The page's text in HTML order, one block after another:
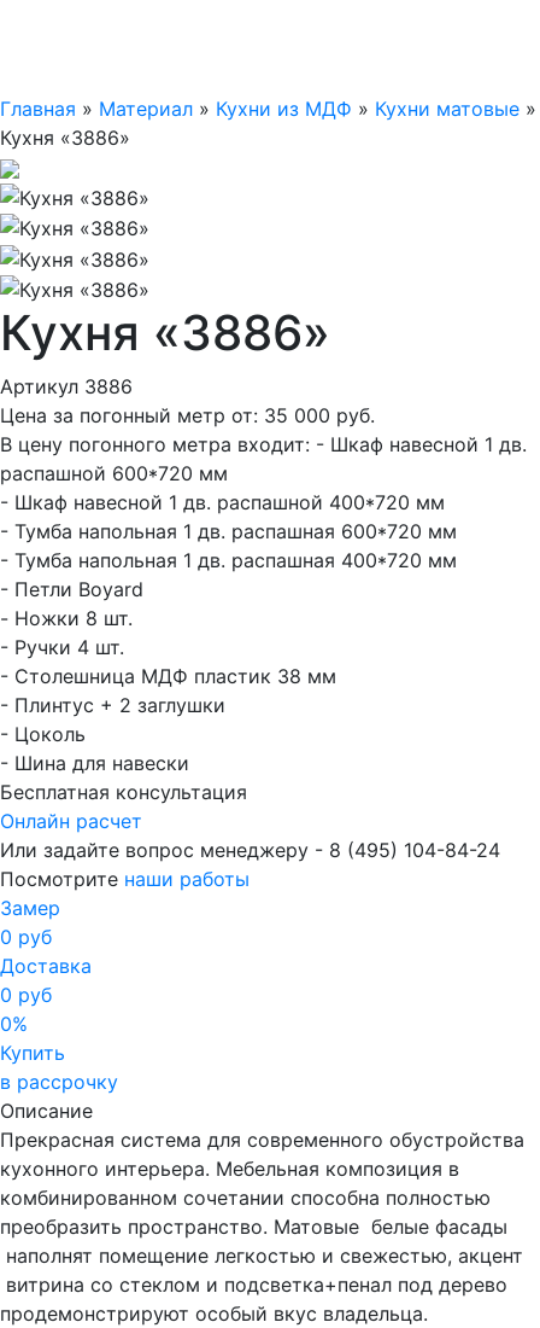
Главная » Материал » Кухни из МДФ » Кухни матовые »
Кухня «3886»
Кухня «3886»
Артикул 3886
Цена за погонный метр от: 35 000 руб.
В цену погонного метра входит: - Шкаф навесной 1 дв.
распашной 600*720 мм
- Шкаф навесной 1 дв. распашной 400*720 мм
- Тумба напольная 1 дв. распашная 600*720 мм
- Тумба напольная 1 дв. распашная 400*720 мм
- Петли Boyard
- Ножки 8 шт.
- Ручки 4 шт.
- Столешница МДФ пластик 38 мм
- Плинтус + 2 заглушки
- Цоколь
- Шина для навески
Бесплатная консультация
Онлайн расчет
Или задайте вопрос менеджеру - 8 (495) 104-84-24
Посмотрите наши работы
Замер
0 руб
Доставка
0 руб
0%
Купить
в рассрочку
Описание
Прекрасная система для современного обустройства
кухонного интерьера. Мебельная композиция в
комбинированном сочетании способна полностью
преобразить пространство. Матовые белые фасады
наполнят помещение легкостью и свежестью, акцент
витрина со стеклом и подсветка+пенал под дерево
продемонстрируют особый вкус владельца.